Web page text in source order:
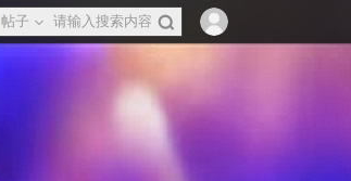
帖子